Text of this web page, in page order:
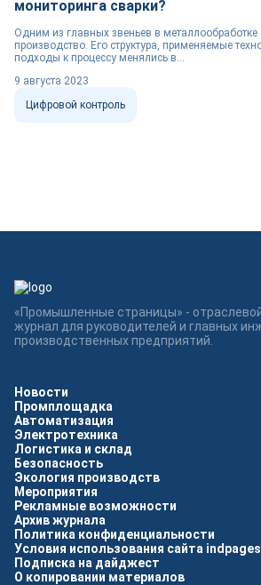
мониторинга сварки?
Одним из главных звеньев в металлообработке
производство. Его структура, применяемые
подходы к процессу менялись в...
Цифровой контроль
9 августа 2023
Новости
Промплощадка
Автоматизация
Электротехника
Логистика и склад
Безопасность
Экология производств
Мероприятия
Рекламные возможности
Архив журнала
Политика конфиденциальности
Условия использования сайта
Подписка на дайджест
О копировании материалов
«Промышленные страницы» -
журнал для руководителей и главных
производственных предприятий.